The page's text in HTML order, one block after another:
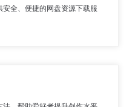
全、便捷的网盘资源下载服